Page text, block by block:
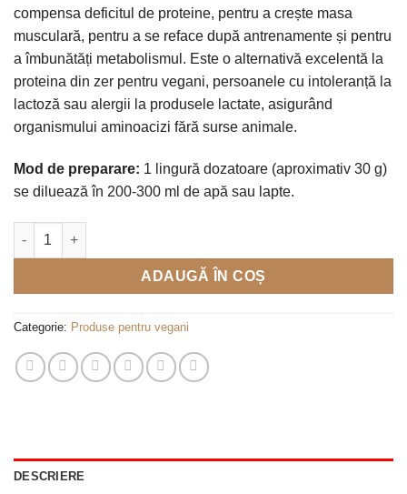
compensa deficitul de proteine, pentru a crește masa
musculară, pentru a se reface după antrenamente și pentru
a îmbunătăți metabolismul. Este o alternativă excelentă la
proteina din zer pentru vegani, persoanele cu intoleranță la
lactoză sau alergii la produsele lactate, asigurând
organismului aminoacizi fără surse animale.
Mod de preparare: 1 lingură dozatoare (aproximativ 30 g)
se diluează în 200-300 ml de apă sau lapte.
Cantitate Proteină vegană Soy&Fava
ADAUGĂ ÎN COȘ
Categorie: Produse pentru vegani
DESCRIERE